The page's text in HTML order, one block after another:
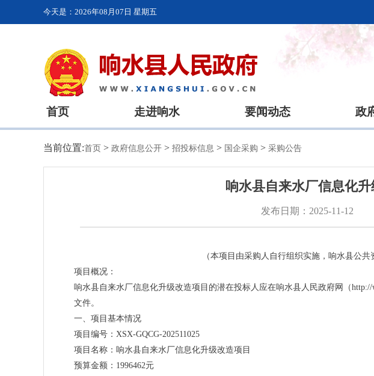
今天是： 2026年08月07日 星期五
首页 走进响水 要闻动态 政
当前位置:首页 > 政府信息公开 > 招投标信息 > 国企采购 > 采购公告
响水县自来水厂信息化
发布日期：2025-11-12
（本项目由采购人自行组织实施，响水县公
项目概况：
响水县自来水厂信息化升级改造项目的潜在投标人应在响水县人民政府网（
文件。
一、项目基本情况
项目编号：XSX-GQCG-202511025
项目名称：响水县自来水厂信息化升级改造项目
预算金额：1996462元